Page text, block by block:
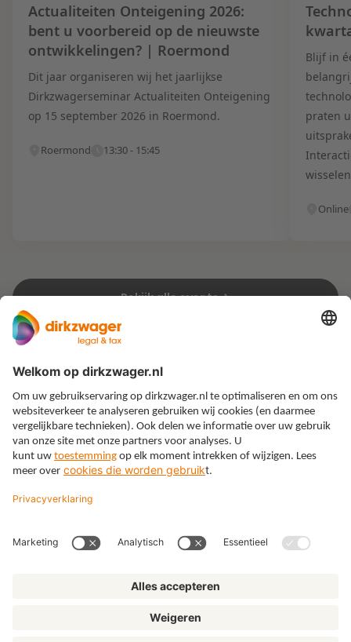
Actualiteiten Onteigening 2026:
bent u voorbereid op de nieuwste
ontwikkelingen? | Roermond
Dit jaar organiseren wij het jaarlijkse
Dirkzwagerseminar Actualiteiten Onteigening
op 15 september 2026 in Roermond.
Roermond 13:30 - 15:45
Blijf in
praten
Online
Bekijk alle events
Expertises
Thema’s